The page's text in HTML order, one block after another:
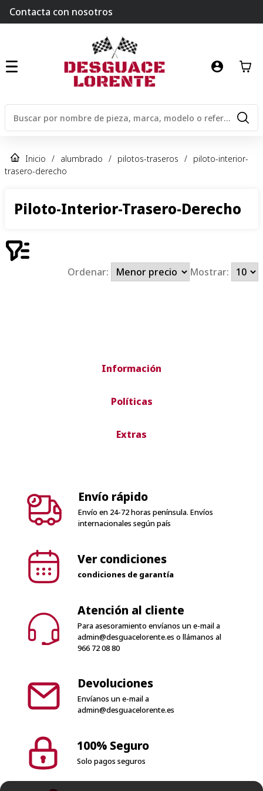
Contacta con nosotros
Inicio / alumbrado / pilotos-traseros / piloto-interior-
trasero-derecho
Piloto-Interior-Trasero-Derecho
Ordenar: Mostrar:
Envío en 24-72 horas península. Envíos
internacionales según país
condiciones de garantía
Atención al cliente
admin@desguacelorente.es
966 72 08 80
Envíanos un e-mail a
admin@desguacelorente.es
100% Seguro